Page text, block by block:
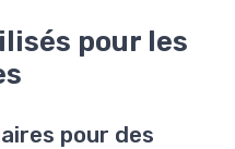
pour les
pour des